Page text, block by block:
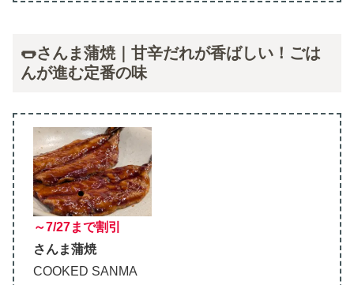
🌭さんま蒲焼｜甘辛だれが香ばしい！ごは
んが進む定番の味
～7/27まで割引
さんま蒲焼
COOKED SANMA